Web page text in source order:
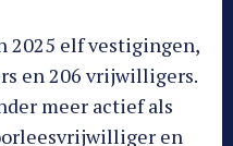
2025 elf vestigingen,
en 206 vrijwilligers.
meer actief als
en